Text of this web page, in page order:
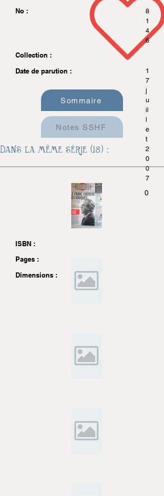
No :
8
1
4
6
Collection :
Date de parution :
1
7
j
u
il
l
e
t
2
0
0
7
0
ISBN :
Pages :
Dimensions :
Sommaire
Notes SSHF
Dans la même série (18) :